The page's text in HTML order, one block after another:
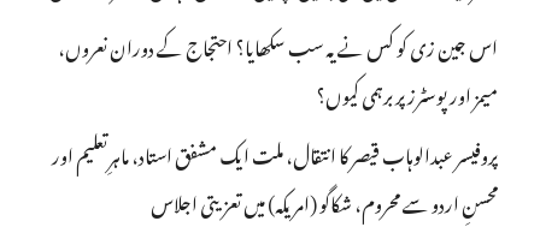
اس جین زی کو کس نے یہ سب سکھایا؟ احتجاج کے دوران نعروں،
میمز اور پوسٹرز پر برہمی کیوں؟
پروفیسر عبدالوہاب قیصر کا انتقال، ملت ایک مشفق استاد، ماہرِتعلیم اور
محسنِ اردو سے محروم، شکاگو (امریکہ) میں تعزیتی اجلاس